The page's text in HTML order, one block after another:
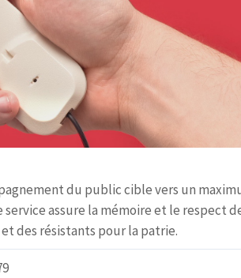
du public cible vers un
assure la mémoire et le respect
des résistants pour la patrie.